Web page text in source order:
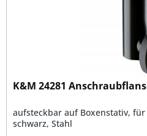
K&M 24281
aufsteckbar auf Boxenstativ,
schwarz, Stahl